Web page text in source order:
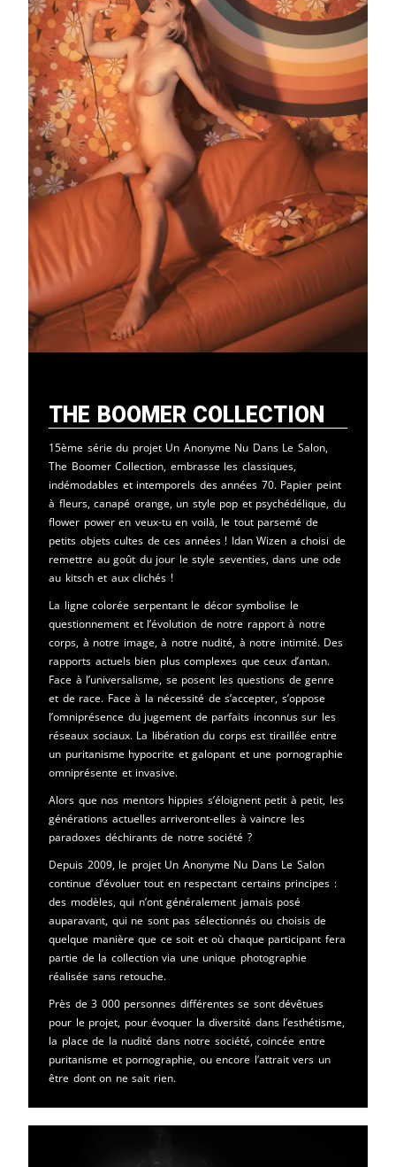
The Boomer Collection
15ème série du projet Un Anonyme Nu Dans Le Salon,
The Boomer Collection, embrasse les classiques,
indémodables et intemporels des années 70. Papier peint
à fleurs, canapé orange, un style pop et psychédélique, du
flower power en veux-tu en voilà, le tout parsemé de
petits objets cultes de ces années ! Idan Wizen a choisi de
remettre au goût du jour le style seventies, dans une ode
au kitsch et aux clichés !
La ligne colorée serpentant le décor symbolise le
questionnement et l’évolution de notre rapport à notre
corps, à notre image, à notre nudité, à notre intimité. Des
rapports actuels bien plus complexes que ceux d’antan.
Face à l’universalisme, se posent les questions de genre
et de race. Face à la nécessité de s’accepter, s’oppose
l’omniprésence du jugement de parfaits inconnus sur les
réseaux sociaux. La libération du corps est tiraillée entre
un puritanisme hypocrite et galopant et une pornographie
omniprésente et invasive.
Alors que nos mentors hippies s’éloignent petit à petit, les
générations actuelles arriveront-elles à vaincre les
paradoxes déchirants de notre société ?
Depuis 2009, le projet Un Anonyme Nu Dans Le Salon
continue d’évoluer tout en respectant certains principes :
des modèles, qui n’ont généralement jamais posé
auparavant, qui ne sont pas sélectionnés ou choisis de
quelque manière que ce soit et où chaque participant fera
partie de la collection via une unique photographie
réalisée sans retouche.
Près de 3 000 personnes différentes se sont dévêtues
pour le projet, pour évoquer la diversité dans l’esthétisme,
la place de la nudité dans notre société, coincée entre
puritanisme et pornographie, ou encore l’attrait vers un
être dont on ne sait rien.